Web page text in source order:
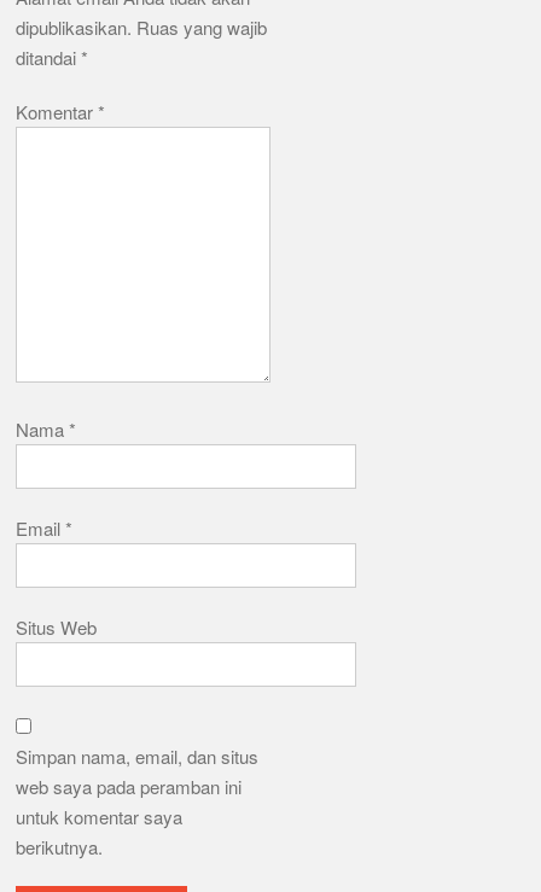
dipublikasikan. Ruas yang wajib
ditandai*
Komentar*
Nama*
Email*
Situs Web
Simpan nama, email, dan situs
web saya pada peramban ini
untuk komentar saya
berikutnya.